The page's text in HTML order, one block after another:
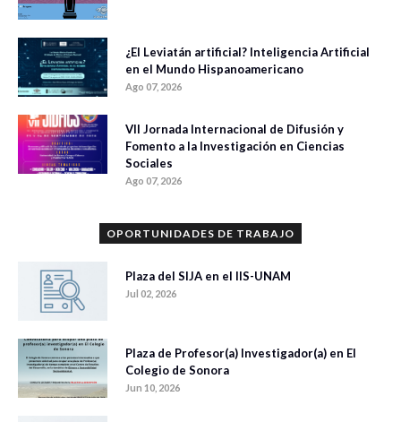
¿El Leviatán artificial? Inteligencia Artificial
en el Mundo Hispanoamericano
Ago 07, 2026
VII Jornada Internacional de Difusión y
Fomento a la Investigación en Ciencias
Sociales
Ago 07, 2026
OPORTUNIDADES DE TRABAJO
Plaza del SIJA en el IIS-UNAM
Jul 02, 2026
Plaza de Profesor(a) Investigador(a) en El
Colegio de Sonora
Jun 10, 2026